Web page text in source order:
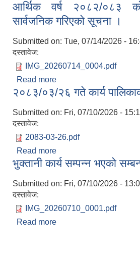
आर्थिक वर्ष २०८२/०८३ को
सार्वजनिक गरिएको सूचना ।
Submitted on: Tue, 07/14/2026 -
दस्तावेज:
IMG_20260714_0004.pdf
Read more
सार्वजनिक गरिएको सूचना ।
२०८३/०३/२६ गते कार्य
Submitted on: Fri, 07/10/2026 -
दस्तावेज:
2083-03-26.pdf
Read more
भुक्तानी कार्य सम्पन्न भएको
Submitted on: Fri, 07/10/2026 -
दस्तावेज:
IMG_20260710_0001.pdf
Read more